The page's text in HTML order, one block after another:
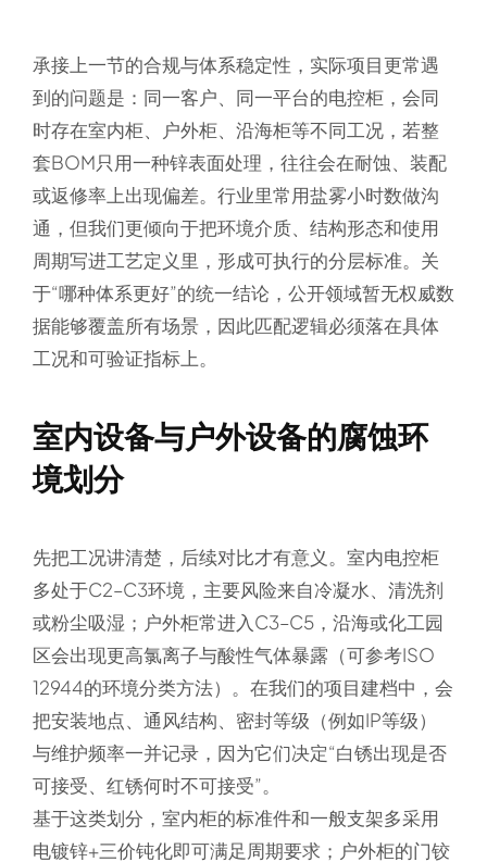
承接上一节的合规与体系稳定性，实际项目更常遇
到的问题是：同一客户、同一平台的电控柜，会同
时存在室内柜、户外柜、沿海柜等不同工况，若整
套BOM只用一种锌表面处理，往往会在耐蚀、装配
或返修率上出现偏差。行业里常用盐雾小时数做沟
通，但我们更倾向于把环境介质、结构形态和使用
周期写进工艺定义里，形成可执行的分层标准。关
于“哪种体系更好”的统一结论，公开领域暂无权威数
据能够覆盖所有场景，因此匹配逻辑必须落在具体
工况和可验证指标上。
室内设备与户外设备的腐蚀环
境划分
先把工况讲清楚，后续对比才有意义。室内电控柜
多处于C2–C3环境，主要风险来自冷凝水、清洗剂
或粉尘吸湿；户外柜常进入C3–C5，沿海或化工园
区会出现更高氯离子与酸性气体暴露（可参考ISO
12944的环境分类方法）。在我们的项目建档中，会
把安装地点、通风结构、密封等级（例如IP等级）
与维护频率一并记录，因为它们决定“白锈出现是否
可接受、红锈何时不可接受”。
基于这类划分，室内柜的标准件和一般支架多采用
电镀锌+三价钝化即可满足周期要求；户外柜的门铰